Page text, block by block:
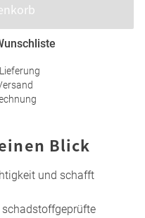
Blick
und schafft